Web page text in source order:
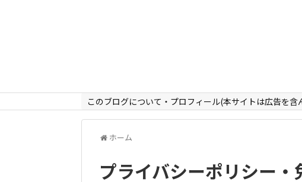
このブログについて・プロフィール(本サイトは広告を含
ホーム
プライバシーポリシー・